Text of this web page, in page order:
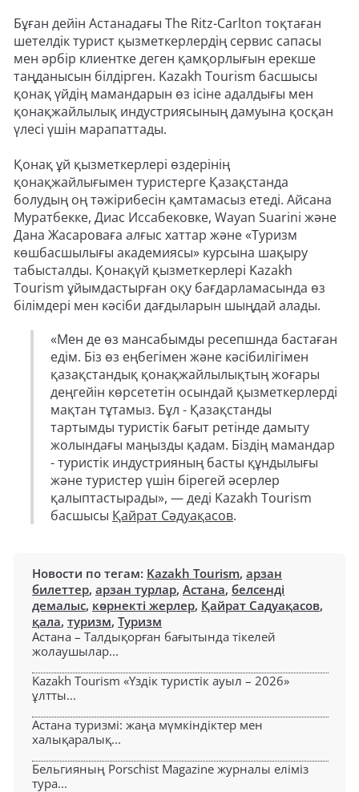
Бұған дейін Астанадағы The Ritz-Carlton тоқтаған
шетелдік турист қызметкерлердің сервис сапасы
мен әрбір клиентке деген қамқорлығын ерекше
таңданысын білдірген. Kazakh Tourism басшысы
қонақ үйдің мамандарын өз ісіне адалдығы мен
қонақжайлылық индустриясының дамуына қосқан
үлесі үшін марапаттады.
Қонақ ұй қызметкерлері өздерінің
қонақжайлығымен туристерге Қазақстанда
болудың оң тәжірибесін қамтамасыз етеді. Айсана
Муратбекке, Диас Иссабековке, Wayan Suarini және
Дана Жасароваға алғыс хаттар және «Туризм
көшбасшылығы академиясы» курсына шақыру
табысталды. Қонақүй қызметкерлері Kazakh
Tourism ұйымдастырған оқу бағдарламасында өз
білімдері мен кәсіби дағдыларын шыңдай алады.
«Мен де өз мансабымды ресепшнда бастаған
едім. Біз өз еңбегімен және кәсібилігімен
қазақстандық қонақжайлылықтың жоғары
деңгейін көрсететін осындай қызметкерлерді
мақтан тұтамыз. Бұл - Қазақстанды
тартымды туристік бағыт ретінде дамыту
жолындағы маңызды қадам. Біздің мамандар
- туристік индустрияның басты құндылығы
және туристер үшін бірегей әсерлер
қалыптастырады», — деді Kazakh Tourism
басшысы Қайрат Сәдуақасов.
Новости по тегам: Kazakh Tourism, арзан
билеттер, арзан турлар, Астана, белсенді
демалыс, көрнекті жерлер, Қайрат Садуақасов,
қала, туризм, Туризм
Астана – Талдықорған бағытында тікелей
жолаушылар...
Kazakh Tourism «Үздік туристік ауыл – 2026»
ұлтты...
Астана туризмі: жаңа мүмкіндіктер мен
халықаралық...
Бельгияның Porschist Magazine журналы еліміз
тура...